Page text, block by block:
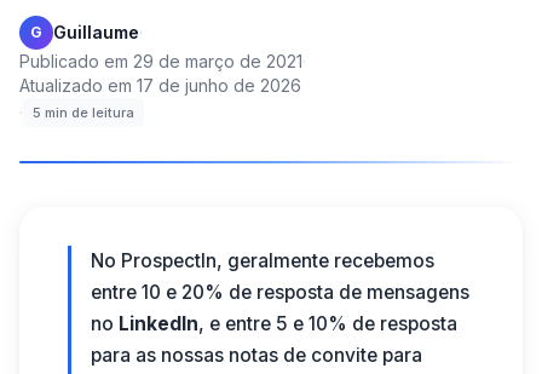
G Guillaume·
Publicado em 29 de março de 2021·
Atualizado em 17 de junho de 2026
·
5 min de leitura
No ProspectIn, geralmente recebemos
entre 10 e 20% de resposta de mensagens
no LinkedIn, e entre 5 e 10% de resposta
para as nossas notas de convite para